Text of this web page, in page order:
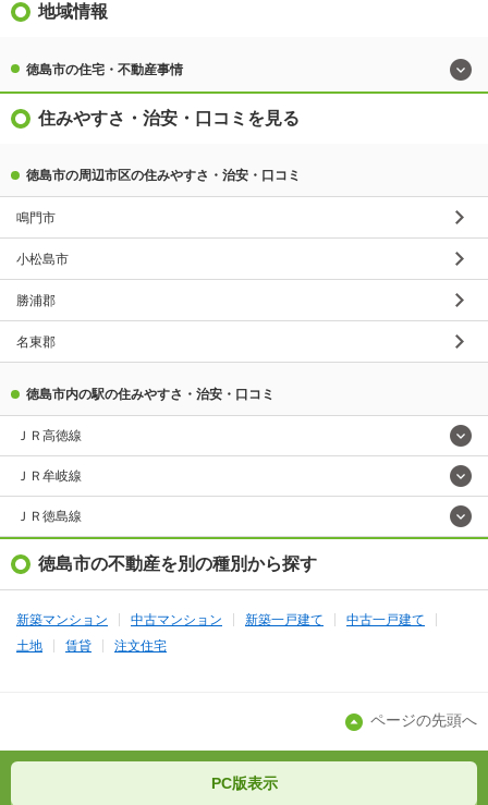
地域情報
徳島市の住宅・不動産事情
住みやすさ・治安・口コミを見る
徳島市の周辺市区の住みやすさ・治安・口コミ
鳴門市
小松島市
勝浦郡
名東郡
徳島市内の駅の住みやすさ・治安・口コミ
ＪＲ高徳線
ＪＲ牟岐線
ＪＲ徳島線
徳島市の不動産を別の種別から探す
新築マンション 中古マンション 新築一戸建て
中古一戸建て
土地
賃貸 注文住宅
ページの先頭へ
PC版表示